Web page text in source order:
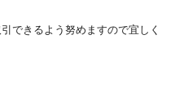
って送料変動します。
。
できるよう努めますので宜しく